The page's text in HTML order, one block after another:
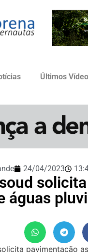
Últimos
24/04/2023
águas